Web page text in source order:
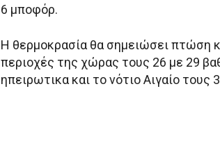
6 μποφόρ.
Η θερμοκρασία θα σημειώσει πτώση
περιοχές της χώρας τους 26 με 29
ηπειρωτικα και το νότιο Αιγαίο τους